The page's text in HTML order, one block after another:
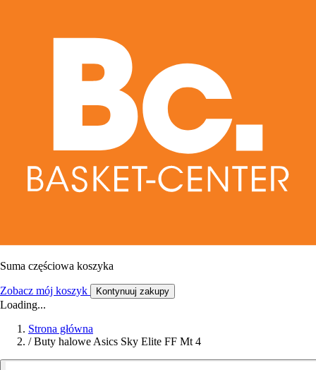
Suma częściowa koszyka
Zobacz mój koszyk Kontynuuj zakupy
Loading...
Strona główna
/ Buty halowe Asics Sky Elite FF Mt 4